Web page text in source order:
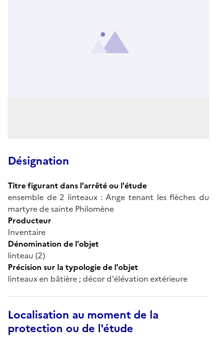
Désignation
Titre figurant dans l'arrêté ou l'étude
ensemble de 2 linteaux : Ange tenant les flèches du
martyre de sainte Philomène
Producteur
Inventaire
Dénomination de l'objet
linteau (2)
Précision sur la typologie de l'objet
linteaux en bâtière ; décor d'élévation extérieure
Localisation au moment de la
protection ou de l'étude